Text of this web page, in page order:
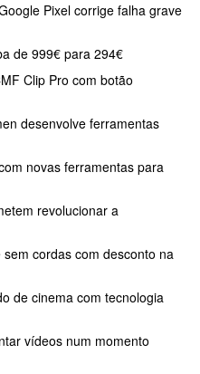
Pixel corrige falha grave
de 999€ para 294€
Clip Pro com botão
desenvolve ferramentas
novas ferramentas para
revolucionar a
cordas com desconto na
de cinema com tecnologia
vídeos num momento